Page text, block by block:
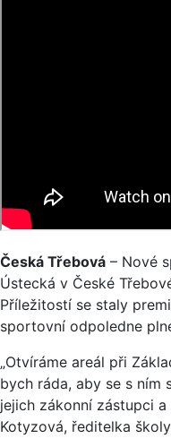
Česká Třebová – Nové
Ústecká v České
Příležitostí se staly
sportovní odpoledne
„Otvíráme areál při
bych ráda, aby se s ním
jejich zákonní zástupci
Kotyzová, ředitelka